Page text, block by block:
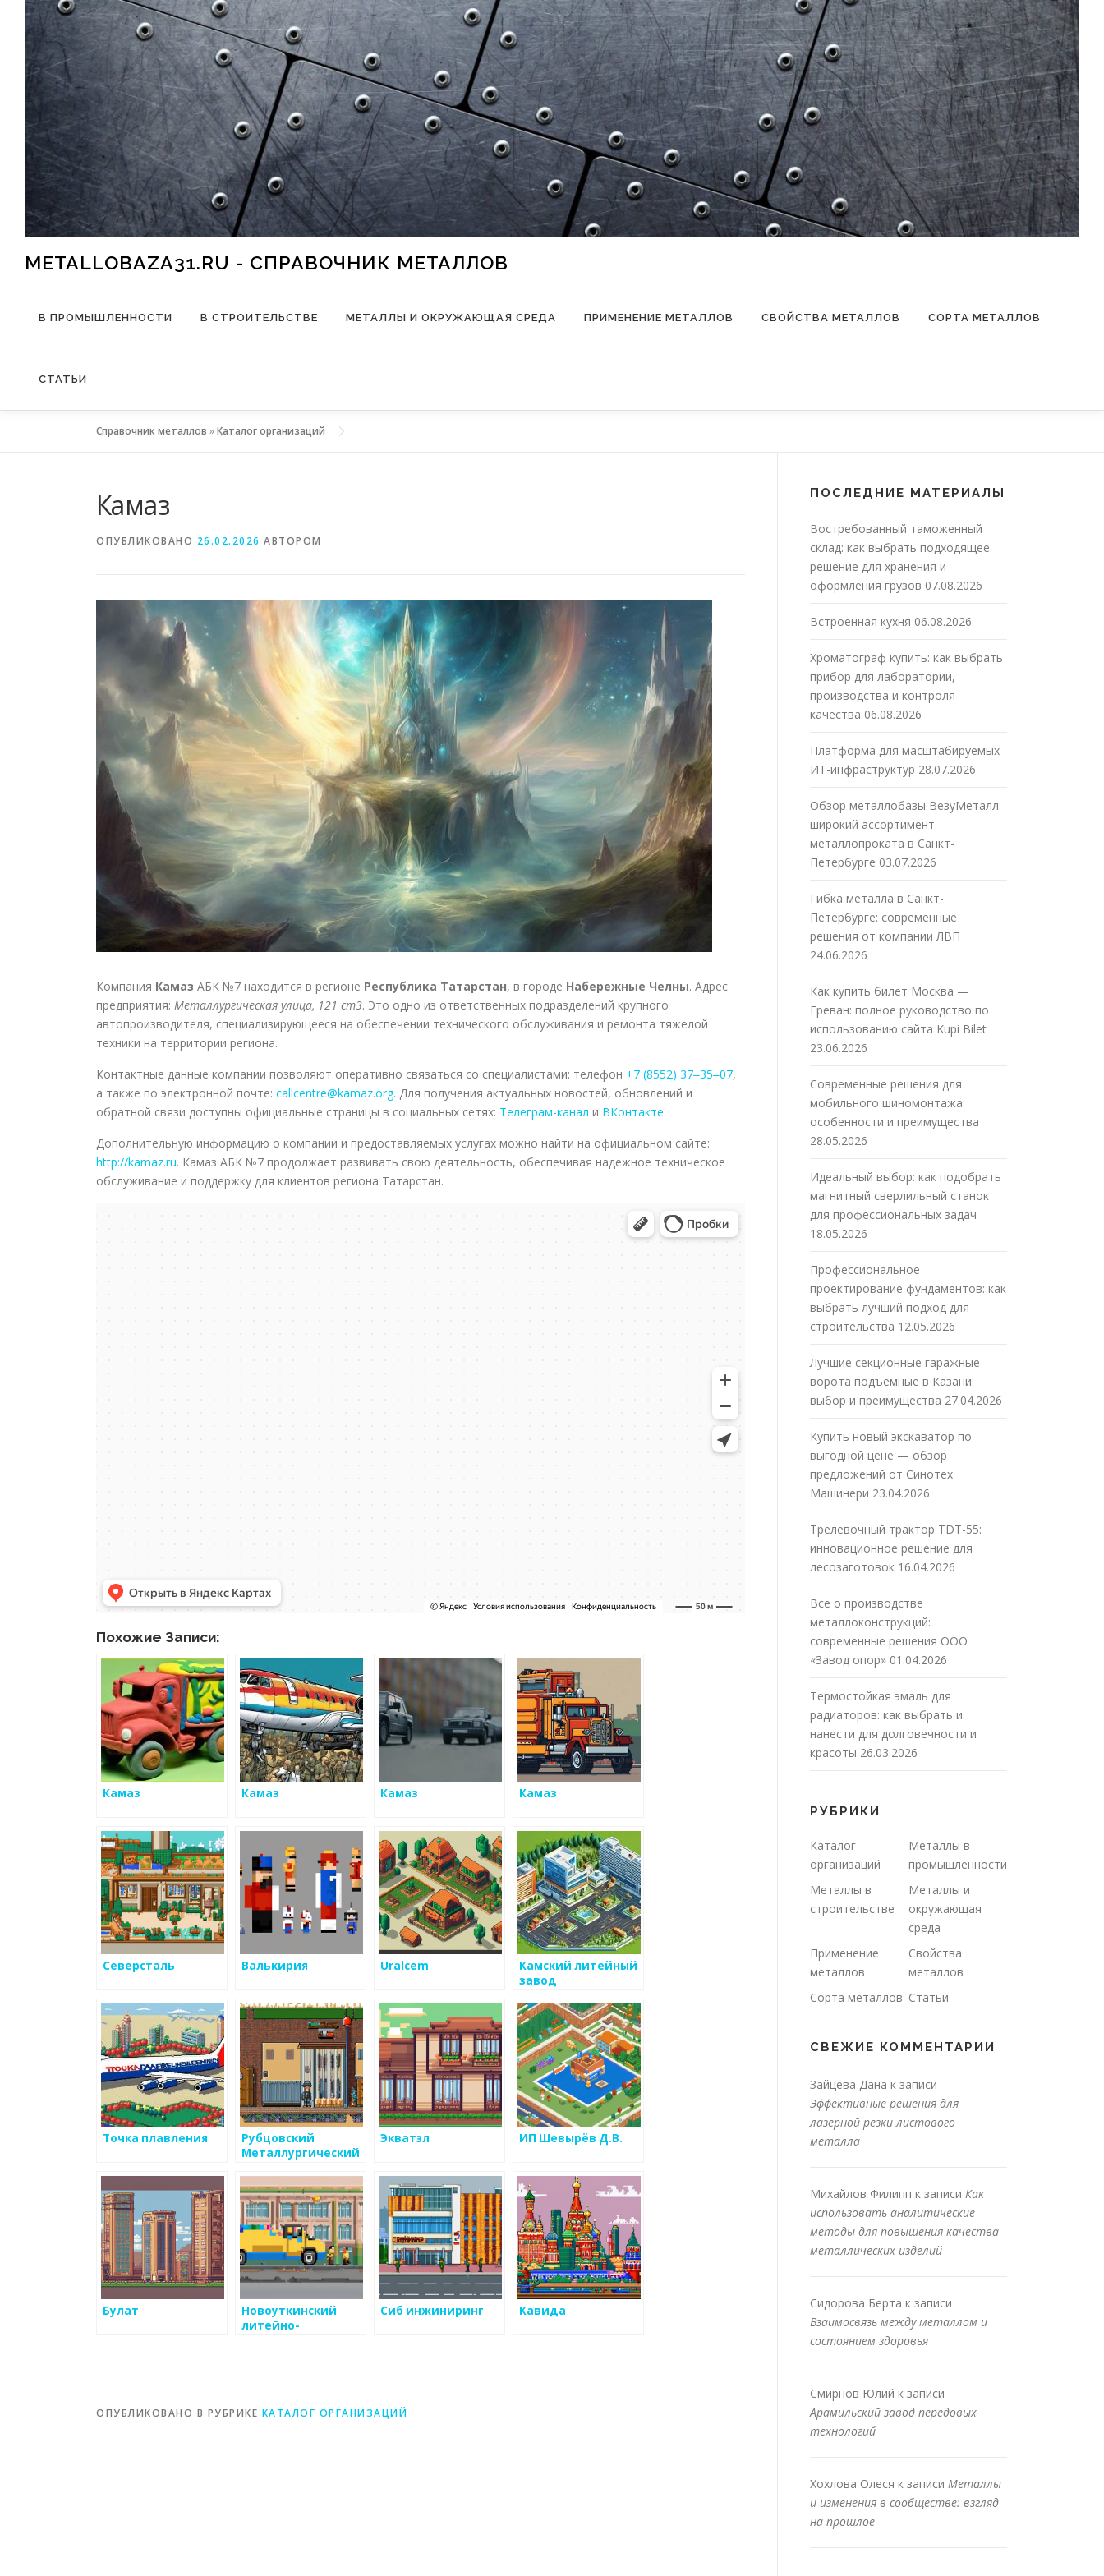
Перейти к содержимому
METALLOBAZA31.RU - СПРАВОЧНИК МЕТАЛЛОВ
В ПРОМЫШЛЕННОСТИ В СТРОИТЕЛЬСТВЕ МЕТАЛЛЫ И ОКРУЖАЮЩАЯ СРЕДА ПРИМЕНЕНИЕ МЕТАЛЛОВ СВОЙСТВА МЕТАЛЛОВ СОРТА МЕТАЛЛОВ
СТАТЬИ
Справочник металлов »Каталог организаций
Камаз
ОПУБЛИКОВАНО 26.02.2026 АВТОРОМ
Компания Камаз АБК №7 находится в регионе Республика Татарстан, в городе Набережные Челны. Адрес
предприятия: Металлургическая улица, 121 ст3. Это одно из ответственных подразделений крупного
автопроизводителя, специализирующееся на обеспечении технического обслуживания и ремонта тяжелой
техники на территории региона.
Контактные данные компании позволяют оперативно связаться со специалистами: телефон +7 (8552) 37‒35‒07,
а также по электронной почте: callcentre@kamaz.org. Для получения актуальных новостей, обновлений и
обратной связи доступны официальные страницы в социальных сетях: Телеграм-канал и ВКонтакте.
Дополнительную информацию о компании и предоставляемых услугах можно найти на официальном сайте:
http://kamaz.ru. Камаз АБК №7 продолжает развивать свою деятельность, обеспечивая надежное техническое
обслуживание и поддержку для клиентов региона Татарстан.
Похожие Записи:
Камаз Камаз Камаз Камаз
Северсталь Валькирия Uralcem
Камский литейный
завод
Точка плавления
Рубцовский
Металлургический
Экватэл ИП Шевырёв Д.В.
Булат
Новоуткинский
литейно-
Сиб инжиниринг Кавида
ОПУБЛИКОВАНО В РУБРИКЕ КАТАЛОГ ОРГАНИЗАЦИЙ
ПОСЛЕДНИЕ МАТЕРИАЛЫ
Востребованный таможенный
склад: как выбрать подходящее
решение для хранения и
оформления грузов 07.08.2026
Встроенная кухня 06.08.2026
Хроматограф купить: как выбрать
прибор для лаборатории,
производства и контроля
качества 06.08.2026
Платформа для масштабируемых
ИТ-инфраструктур 28.07.2026
Обзор металлобазы ВезуМеталл:
широкий ассортимент
металлопроката в Санкт-
Петербурге 03.07.2026
Гибка металла в Санкт-
Петербурге: современные
решения от компании ЛВП
24.06.2026
Как купить билет Москва —
Ереван: полное руководство по
использованию сайта Kupi Bilet
23.06.2026
Современные решения для
мобильного шиномонтажа:
особенности и преимущества
28.05.2026
Идеальный выбор: как подобрать
магнитный сверлильный станок
для профессиональных задач
18.05.2026
Профессиональное
проектирование фундаментов: как
выбрать лучший подход для
строительства 12.05.2026
Лучшие секционные гаражные
ворота подъемные в Казани:
выбор и преимущества 27.04.2026
Купить новый экскаватор по
выгодной цене — обзор
предложений от Синотех
Машинери 23.04.2026
Трелевочный трактор TDT-55:
инновационное решение для
лесозаготовок 16.04.2026
Все о производстве
металлоконструкций:
современные решения ООО
«Завод опор» 01.04.2026
Термостойкая эмаль для
радиаторов: как выбрать и
нанести для долговечности и
красоты 26.03.2026
РУБРИКИ
Каталог
организаций
Металлы в
промышленности
Металлы в
строительстве
Металлы и
окружающая
среда
Применение
металлов
Свойства
металлов
Сорта металлов Статьи
СВЕЖИЕ КОММЕНТАРИИ
Зайцева Дана к записи
Эффективные решения для
лазерной резки листового
металла
Михайлов Филипп к записи Как
использовать аналитические
методы для повышения качества
металлических изделий
Сидорова Берта к записи
Взаимосвязь между металлом и
состоянием здоровья
Смирнов Юлий к записи
Арамильский завод передовых
технологий
Хохлова Олеся к записи Металлы
и изменения в сообществе: взгляд
на прошлое